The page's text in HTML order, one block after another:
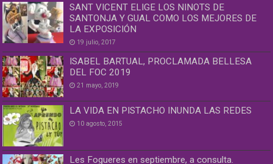
SANT VICENT ELIGE LOS NINOTS DE
SANTONJA Y GUAL COMO LOS MEJORES DE
LA EXPOSICIÓN
19 julio, 2017
ISABEL BARTUAL, PROCLAMADA BELLESA
DEL FOC 2019
21 mayo, 2019
LA VIDA EN PISTACHO INUNDA LAS REDES
10 agosto, 2015
Les Fogueres en septiembre, a consulta.